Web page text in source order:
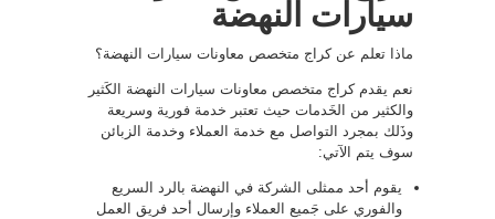
سيارات النهضة
ماذا تعلم عن كراج متخصص معاونات سيارات النهضة؟
نعم يقدم كراج متخصص معاونات سيارات النهضة الكَثير
والكثير من الخَدمات حيث تعتبر خدمة فورية وسريعة
وذَلك بمجرد التواصل مع خدمة العملاء وخدمة الزبائن
سوف يتم الآتي:
يقوم أحد ممثلى الشركة في النهضة بالرد السريع
والفوري على جَميع العملاء وإرسال أحد فريق العمل